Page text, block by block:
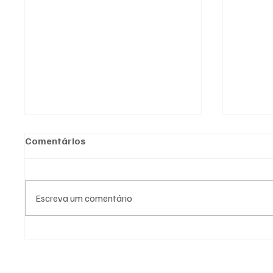
Comentários
Escreva um comentário